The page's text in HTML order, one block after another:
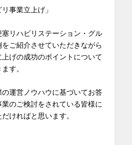
事業立上げ」
リハビリステーション・グル
ご紹介させていただきながら
げの成功のポイントについて
す。
運営ノウハウに基づいてお答
のご検討をされている皆様に
ければと思います。